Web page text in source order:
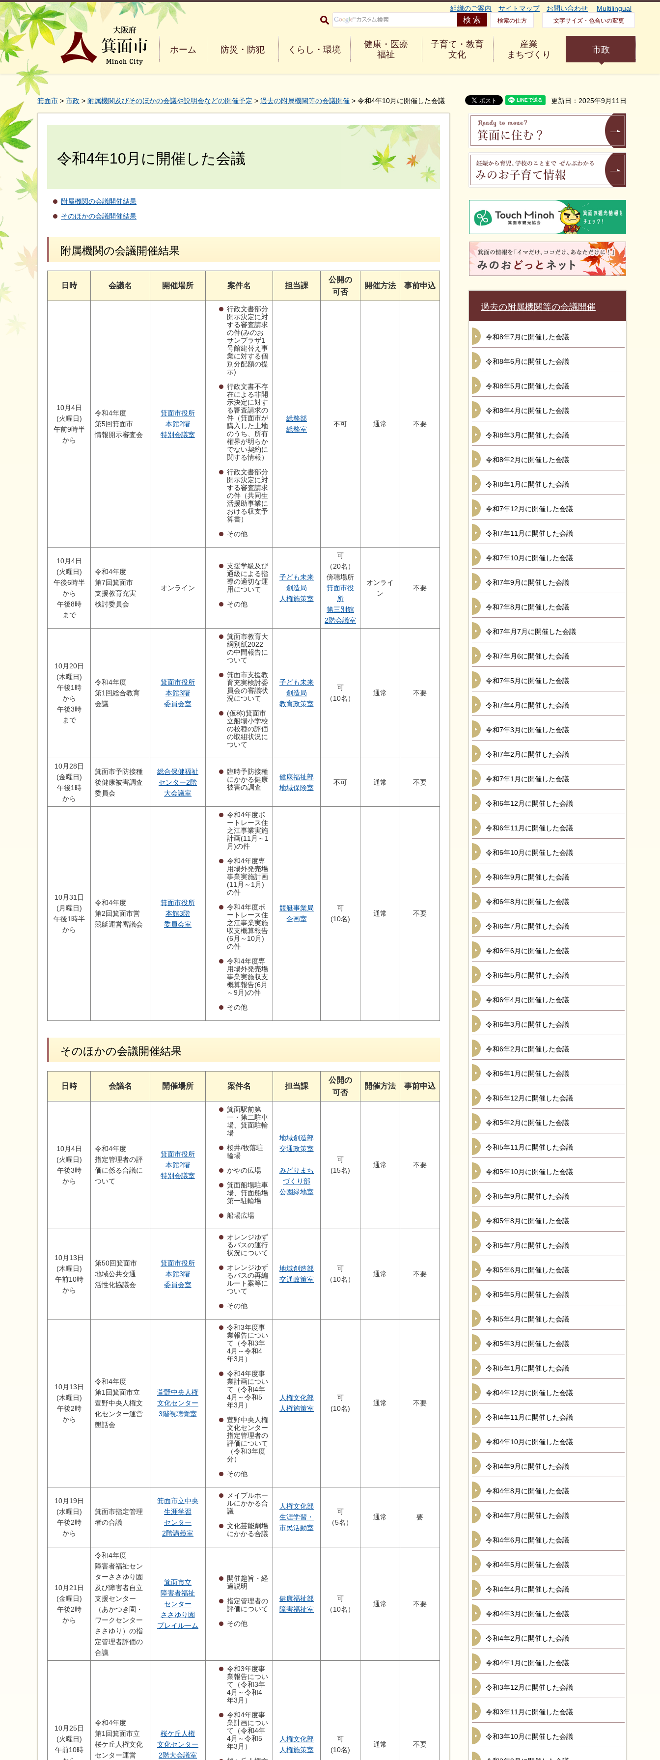
大阪府箕面市 Minoh City
組織のご案内 サイトマップ お問い合わせ Multilingual
検索の仕方 文字サイズ・色合いの変更
ホーム 防災・防犯 くらし・環境
健康・医療
福祉
子育て・教育
文化
産業
まちづくり
市政
箕面市 > 市政 > 附属機関及びそのほかの会議や説明会などの開催予定 > 過去の附属機関等の会議開催 > 令和4年10月に開催した会議 更新日：2025年9月11日
令和4年10月に開催した会議
附属機関の会議開催結果
そのほかの会議開催結果
附属機関の会議開催結果
日時 会議名 開催場所 案件名 担当課
公開の
可否
開催方法 事前申込
10月4日
(火曜日)
午前9時半
から
令和4年度
第5回箕面市
情報開示審査会
箕面市役所
本館2階
特別会議室
行政文書部分
開示決定に対
する審査請求
の件(みのお
サンプラザ1
号館建替え事
業に対する個
別分配額の提
示)
行政文書不存
在による非開
示決定に対す
る審査請求の
件（箕面市が
購入した土地
のうち、所有
権界が明らか
でない契約に
関する情報）
行政文書部分
開示決定に対
する審査請求
の件（共同生
活援助事業に
おける収支予
算書）
その他
総務部
総務室
不可 通常 不要
10月4日
(火曜日)
午後6時半
から
午後8時
まで
令和4年度
第7回箕面市
支援教育充実
検討委員会
オンライン
支援学級及び
通級による指
導の適切な運
用について
その他
子ども未来
創造局
人権施策室
可
（20名）
傍聴場所
箕面市役
所
第三別館
2階会議室
オンライ
ン
不要
10月20日
(木曜日)
午後1時
から
午後3時
まで
令和4年度
第1回総合教育
会議
箕面市役所
本館3階
委員会室
箕面市教育大
綱別紙2022
の中間報告に
ついて
箕面市支援教
育充実検討委
員会の審議状
況について
(仮称)箕面市
立船場小学校
の校種の評価
の取組状況に
ついて
子ども未来
創造局
教育政策室
可
（10名）
通常 不要
10月28日
(金曜日)
午後1時
から
箕面市予防接種
後健康被害調査
委員会
総合保健福祉
センター2階
大会議室
臨時予防接種
にかかる健康
被害の調査
健康福祉部
地域保険室
不可 通常 不要
10月31日
(月曜日)
午後1時半
から
令和4年度
第2回箕面市営
競艇運営審議会
箕面市役所
本館3階
委員会室
令和4年度ボ
ートレース住
之江事業実施
計画(11月～1
月)の件
令和4年度専
用場外発売場
事業実施計画
(11月～1月)
の件
令和4年度ボ
ートレース住
之江事業実施
収支概算報告
(6月～10月)
の件
令和4年度専
用場外発売場
事業実施収支
概算報告(6月
～9月)の件
その他
競艇事業局
企画室
可
(10名)
通常 不要
そのほかの会議開催結果
日時 会議名 開催場所 案件名 担当課
公開の
可否
開催方法 事前申込
10月4日
(火曜日)
午後3時
から
令和4年度
指定管理者の評
価に係る合議に
ついて
箕面市役所
本館2階
特別会議室
箕面駅前第
一・第二駐車
場、箕面駐輪
場
桜井/牧落駐
輪場
かやの広場
箕面船場駐車
場、箕面船場
第一駐輪場
船場広場
地域創造部
交通政策室
みどりまち
づくり部
公園緑地室
可
(15名)
通常 不要
10月13日
(木曜日)
午前10時
から
第50回箕面市
地域公共交通
活性化協議会
箕面市役所
本館3階
委員会室
オレンジゆず
るバスの運行
状況について
オレンジゆず
るバスの再編
ルート案等に
ついて
その他
地域創造部
交通政策室
可
（10名）
通常 不要
10月13日
(木曜日)
午後2時
から
令和4年度
第1回箕面市立
萱野中央人権文
化センター運営
懇話会
萱野中央人権
文化センター
3階視聴覚室
令和3年度事
業報告につい
て（令和3年
4月～令和4
年3月）
令和4年度事
業計画につい
て（令和4年
4月～令和5
年3月）
萱野中央人権
文化センター
指定管理者の
評価について
（令和3年度
分）
その他
人権文化部
人権施策室
可
(10名)
通常 不要
10月19日
(水曜日)
午後2時
から
箕面市指定管理
者の合議
箕面市立中央
生涯学習
センター
2階講義室
メイプルホー
ルにかかる合
議
文化芸能劇場
にかかる合議
人権文化部
生涯学習・
市民活動室
可
（5名）
通常 要
10月21日
(金曜日)
午後2時
から
令和4年度
障害者福祉セン
ターささゆり園
及び障害者自立
支援センター
（あかつき園・
ワークセンター
ささゆり）の指
定管理者評価の
合議
箕面市立
障害者福祉
センター
ささゆり園
プレイルーム
開催趣旨・経
過説明
指定管理者の
評価について
その他
健康福祉部
障害福祉室
可
（10名）
通常 不要
10月25日
(火曜日)
午前10時
令和4年度
第1回箕面市立
桜ケ丘人権文化
センター運営
桜ケ丘人権
文化センター
2階大会議室
令和3年度事
業報告につい
て（令和3年
4月～令和4
年3月）
令和4年度事
業計画につい
て（令和4年
4月～令和5
年3月）
人権文化部
人権施策室
可
(10名)
通常 不要
過去の附属機関等の会議開催
令和8年7月に開催した会議
令和8年6月に開催した会議
令和8年5月に開催した会議
令和8年4月に開催した会議
令和8年3月に開催した会議
令和8年2月に開催した会議
令和8年1月に開催した会議
令和7年12月に開催した会議
令和7年11月に開催した会議
令和7年10月に開催した会議
令和7年9月に開催した会議
令和7年8月に開催した会議
令和7年月7月に開催した会議
令和7年月6に開催した会議
令和7年5月に開催した会議
令和7年4月に開催した会議
令和7年3月に開催した会議
令和7年2月に開催した会議
令和7年1月に開催した会議
令和6年12月に開催した会議
令和6年11月に開催した会議
令和6年10月に開催した会議
令和6年9月に開催した会議
令和6年8月に開催した会議
令和6年7月に開催した会議
令和6年6月に開催した会議
令和6年5月に開催した会議
令和6年4月に開催した会議
令和6年3月に開催した会議
令和6年2月に開催した会議
令和6年1月に開催した会議
令和5年12月に開催した会議
令和5年2月に開催した会議
令和5年11月に開催した会議
令和5年10月に開催した会議
令和5年9月に開催した会議
令和5年8月に開催した会議
令和5年7月に開催した会議
令和5年6月に開催した会議
令和5年5月に開催した会議
令和5年4月に開催した会議
令和5年3月に開催した会議
令和5年1月に開催した会議
令和4年12月に開催した会議
令和4年11月に開催した会議
令和4年10月に開催した会議
令和4年9月に開催した会議
令和4年8月に開催した会議
令和4年7月に開催した会議
令和4年6月に開催した会議
令和4年5月に開催した会議
令和4年4月に開催した会議
令和4年3月に開催した会議
令和4年2月に開催した会議
令和4年1月に開催した会議
令和3年12月に開催した会議
令和3年11月に開催した会議
令和3年10月に開催した会議